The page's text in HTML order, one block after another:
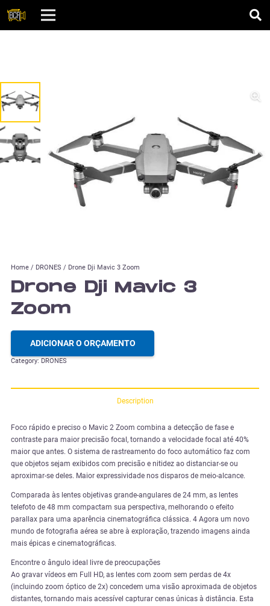
Home / DRONES / Drone Dji Mavic 3 Zoom
Drone Dji Mavic 3
Zoom
ADICIONAR O ORÇAMENTO
Category: DRONES
Description
Foco rápido e preciso o Mavic 2 Zoom combina a detecção de fase e
contraste para maior precisão focal, tornando a velocidade focal até 40%
maior que antes. O sistema de rastreamento do foco automático faz com
que objetos sejam exibidos com precisão e nitidez ao distanciar-se ou
aproximar-se deles. Maior expressividade nos disparos de meio-alcance.
Comparada às lentes objetivas grande-angulares de 24 mm, as lentes
telefoto de 48 mm compactam sua perspectiva, melhorando o efeito
parallax para uma aparência cinematográfica clássica. 4 Agora um novo
mundo de fotografia aérea se abre à exploração, trazendo imagens ainda
mais épicas e cinematográficas.
Encontre o ângulo ideal livre de preocupações
Ao gravar vídeos em Full HD, as lentes com zoom sem perdas de 4x
(incluindo zoom óptico de 2x) concedem uma visão aproximada de objetos
distantes, tornando mais acessível capturar cenas únicas à distância. Esta